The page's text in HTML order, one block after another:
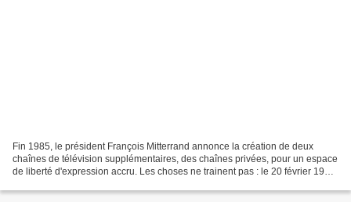
Fin 1985, le président François Mitterrand annonce la création de deux
chaînes de télévision supplémentaires, des chaînes privées, pour un espace
de liberté d'expression accru. Les choses ne trainent pas : le 20 février 1986